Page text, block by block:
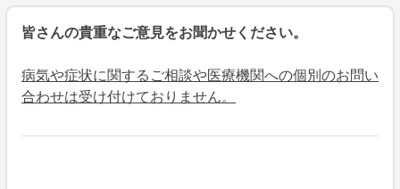
皆さんの貴重なご意見をお聞かせください。
病気や症状に関するご相談や医療機関への個別のお問い
合わせは受け付けておりません。